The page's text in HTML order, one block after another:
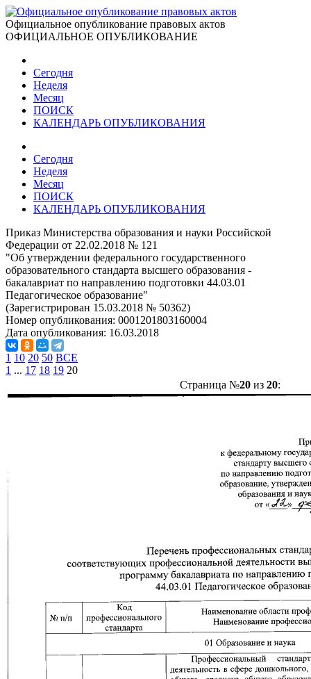
Официальное опубликование правовых актов
ОФИЦИАЛЬНОЕ ОПУБЛИКОВАНИЕ
Сегодня
Неделя
Месяц
ПОИСК
КАЛЕНДАРЬ ОПУБЛИКОВАНИЯ
Сегодня
Неделя
Месяц
ПОИСК
КАЛЕНДАРЬ ОПУБЛИКОВАНИЯ
Приказ Министерства образования и науки Российской
Федерации от 22.02.2018 № 121
"Об утверждении федерального государственного
образовательного стандарта высшего образования -
бакалавриат по направлению подготовки 44.03.01
Педагогическое образование"
(Зарегистрирован 15.03.2018 № 50362)
Номер опубликования: 0001201803160004
Дата опубликования: 16.03.2018
1 10 20 50 ВСЕ
1 ... 17 18 19 20
Страница №20из 20: